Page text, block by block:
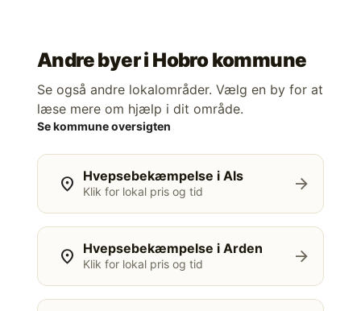
Andre byer i Hobro kommune
Se også andre lokalområder. Vælg en by for at
læse mere om hjælp i dit område.
Se kommune oversigten
location_on Hvepsebekæmpelse i Als
Klik for lokal pris og tid arrow_forward
location_on Hvepsebekæmpelse i Arden
Klik for lokal pris og tid arrow_forward